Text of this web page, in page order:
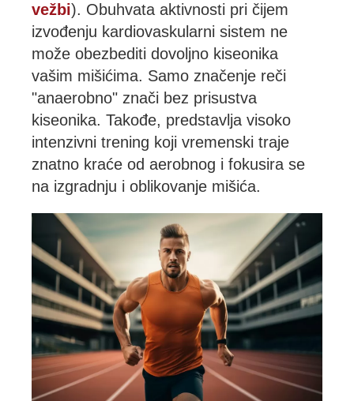
vežbi). Obuhvata aktivnosti pri čijem
izvođenju kardiovaskularni sistem ne
može obezbediti dovoljno kiseonika
vašim mišićima. Samo značenje reči
"anaerobno" znači bez prisustva
kiseonika. Takođe, predstavlja visoko
intenzivni trening koji vremenski traje
znatno kraće od aerobnog i fokusira se
na izgradnju i oblikovanje mišića.